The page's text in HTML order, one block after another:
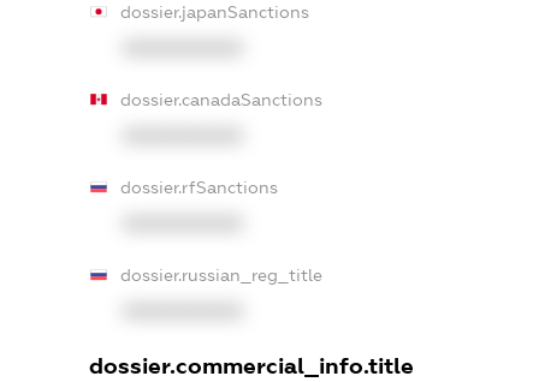
dossier.japanSanctions
dossier.canadaSanctions
dossier.rfSanctions
dossier.russian_reg_title
dossier.commercial_info.title